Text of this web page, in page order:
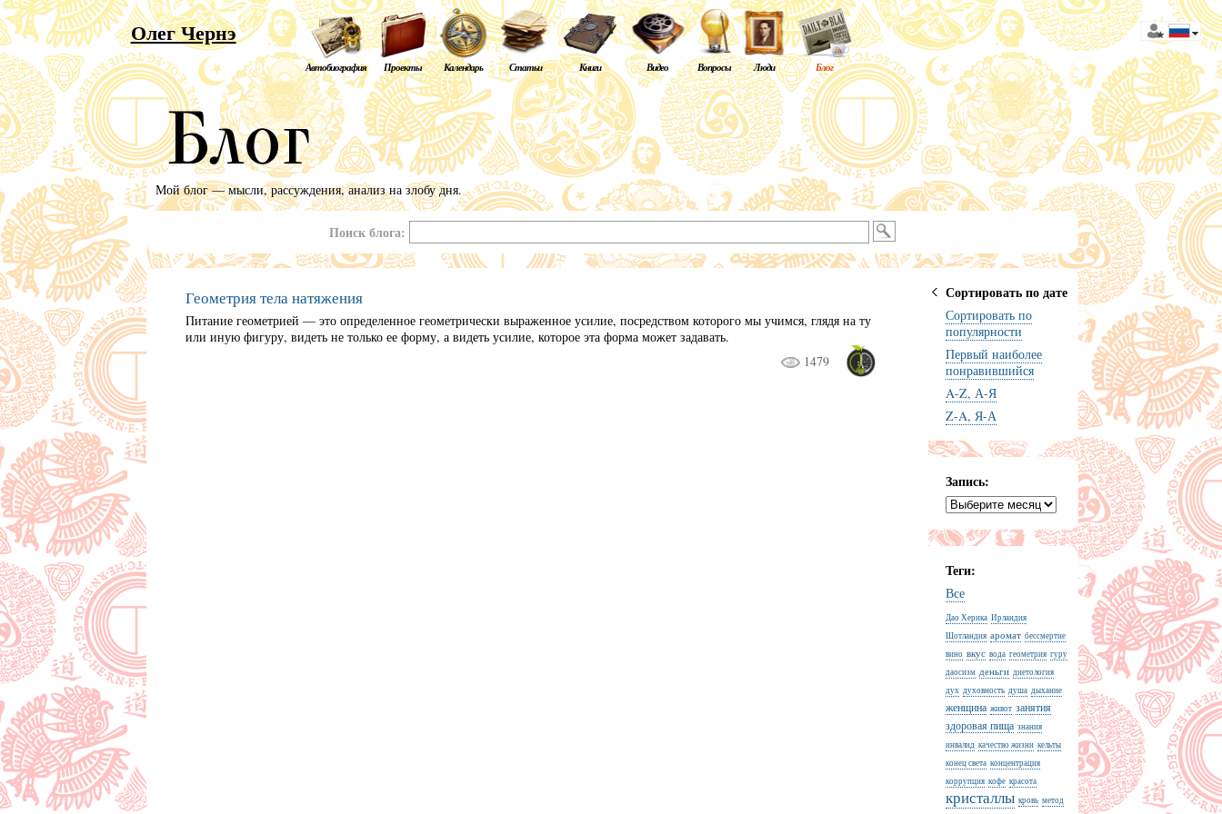
Олег Чернэ
Автобиография Проекты Календарь Статьи Книги Видео Вопросы Люди Блог
Мой блог — мысли, рассуждения, анализ на злобу дня.
Поиск блога:
Сортировать по дате
Сортировать по
популярности
Первый наиболее
понравившийся
A-Z, А-Я
Z-A, Я-А
Запись:
Теги:
Все
Дао Херика Ирландия
Шотландия аромат бессмертие
вино вкус вода геометрия гуру
даосизм деньги диетология
дух духовность душа дыхание
женщина живот занятия
здоровая пища знания
инвалид качество жизни кельты
конец света концентрация
коррупция кофе красота
кристаллы кровь метод
Геометрия тела натяжения
Питание геометрией — это определенное геометрически выраженное усилие, посредством которого мы учимся, глядя на ту
или иную фигуру, видеть не только ее форму, а видеть усилие, которое эта форма может задавать.
1479